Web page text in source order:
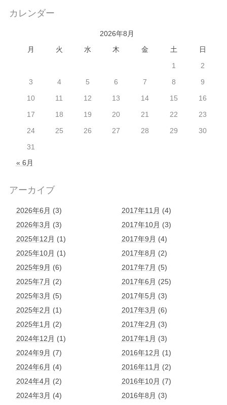
カレンダー
2026年8月
月
火 水 木 金 土
日
1
2
3
4 5 6 7 8
9
10
11 12 13 14 15
16
17
18 19 20 21 22
23
24
25 26 27 28 29
30
31
« 6月
アーカイブ
2026年6月 (3)
2026年3月 (3)
2025年12月 (1)
2025年10月 (1)
2025年9月 (6)
2025年7月 (2)
2025年3月 (5)
2025年2月 (1)
2025年1月 (2)
2024年12月 (1)
2024年9月 (7)
2024年6月 (4)
2024年4月 (2)
2024年3月 (4)
2017年11月 (4)
2017年10月 (3)
2017年9月 (4)
2017年8月 (2)
2017年7月 (5)
2017年6月 (25)
2017年5月 (3)
2017年3月 (6)
2017年2月 (3)
2017年1月 (3)
2016年12月 (1)
2016年11月 (2)
2016年10月 (7)
2016年8月 (3)